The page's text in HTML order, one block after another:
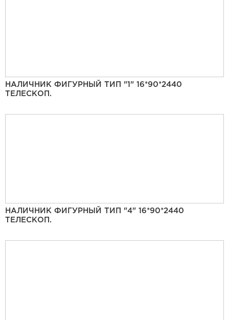
НАЛИЧНИК ФИГУРНЫЙ ТИП "1" 16*90*2440
ТЕЛЕСКОП.
НАЛИЧНИК ФИГУРНЫЙ ТИП "4" 16*90*2440
ТЕЛЕСКОП.